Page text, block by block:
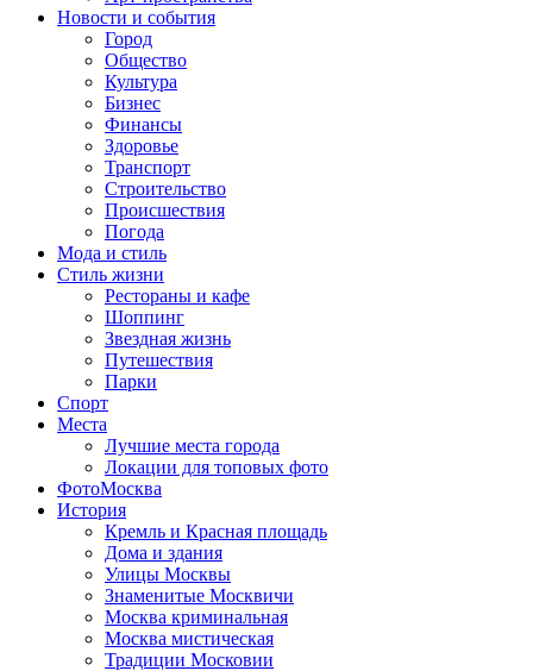
Новости и события
Город
Общество
Культура
Бизнес
Финансы
Здоровье
Транспорт
Строительство
Происшествия
Погода
Мода и стиль
Стиль жизни
Рестораны и кафе
Шоппинг
Звездная жизнь
Путешествия
Парки
Спорт
Места
Лучшие места города
Локации для топовых фото
ФотоМосква
История
Кремль и Красная площадь
Дома и здания
Улицы Москвы
Знаменитые Москвичи
Москва криминальная
Москва мистическая
Традиции Московии